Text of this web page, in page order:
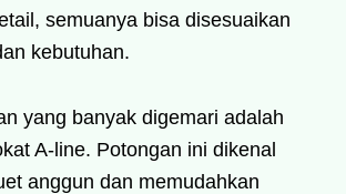
semuanya bisa disesuaikan
kebutuhan.
yang banyak digemari adalah
A-line. Potongan ini dikenal
anggun dan memudahkan